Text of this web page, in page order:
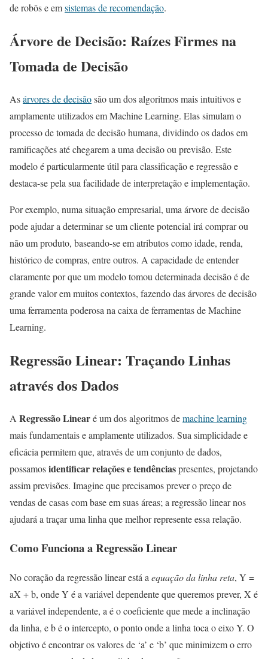
de robôs e emsistemas de recomendação.
Árvore de Decisão: Raízes Firmes na
Tomada de Decisão
Asárvores de decisãosão um dos algoritmos mais intuitivos e
amplamente utilizados em Machine Learning. Elas simulam o
processo de tomada de decisão humana, dividindo os dados em
ramificações até chegarem a uma decisão ou previsão. Este
modelo é particularmente útil para classificação e regressão e
destaca-se pela sua facilidade de interpretação e implementação.
Por exemplo, numa situação empresarial, uma árvore de decisão
pode ajudar a determinar se um cliente potencial irá comprar ou
não um produto, baseando-se em atributos como idade, renda,
histórico de compras, entre outros. A capacidade de entender
claramente por que um modelo tomou determinada decisão é de
grande valor em muitos contextos, fazendo das árvores de decisão
uma ferramenta poderosa na caixa de ferramentas de Machine
Learning.
Regressão Linear: Traçando Linhas
através dos Dados
A Regressão Linearé um dos algoritmos demachine learning
mais fundamentais e amplamente utilizados. Sua simplicidade e
eficácia permitem que, através de um conjunto de dados,
possamosidentificar relações e tendênciaspresentes, projetando
assim previsões. Imagine que precisamos prever o preço de
vendas de casas com base em suas áreas; a regressão linear nos
ajudará a traçar uma linha que melhor represente essa relação.
Como Funciona a Regressão Linear
No coração da regressão linear está a equação da linha reta, Y =
aX + b, onde Y é a variável dependente que queremos prever, X é
a variável independente, a é o coeficiente que mede a inclinação
da linha, e b é o intercepto, o ponto onde a linha toca o eixo Y. O
objetivo é encontrar os valores de ‘a’ e ‘b’ que minimizem o erro